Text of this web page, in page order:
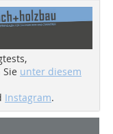
unter diesem
Instagram.